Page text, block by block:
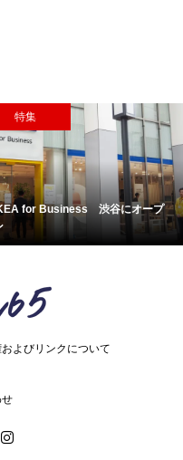
日はリサ...
PR
無料体験レッスン
よびリンクについて
せ